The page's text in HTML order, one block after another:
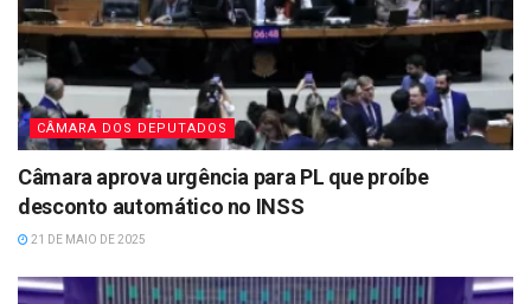
CÂMARA DOS DEPUTADOS
Câmara aprova urgência para PL que proíbe
desconto automático no INSS
21 DE MAIO DE 2025